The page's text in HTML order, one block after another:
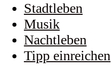
Stadtleben
Musik
Nachtleben
Tipp einreichen